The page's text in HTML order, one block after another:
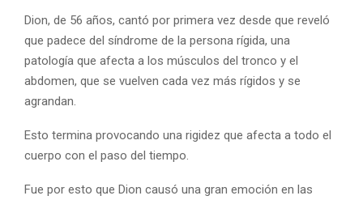
Dion, de 56 años, cantó por primera vez desde que reveló
que padece del síndrome de la persona rígida, una
patología que afecta a los músculos del tronco y el
abdomen, que se vuelven cada vez más rígidos y se
agrandan.
Esto termina provocando una rigidez que afecta a todo el
cuerpo con el paso del tiempo.
Fue por esto que Dion causó una gran emoción en las